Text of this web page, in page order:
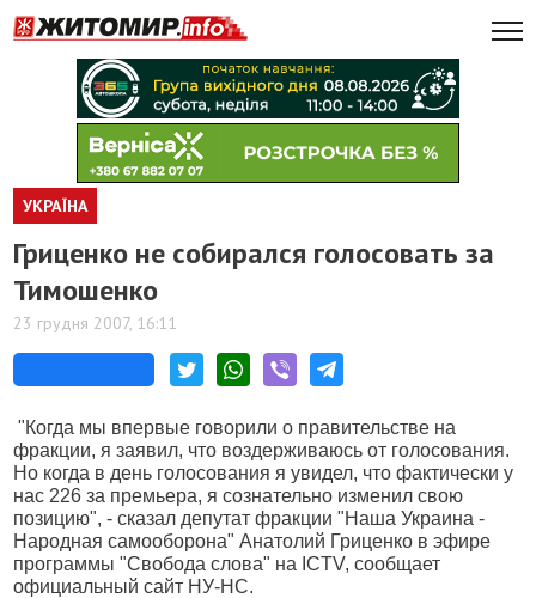
УКРАЇНА
Гриценко не собирался голосовать за
Тимошенко
23 грудня 2007, 16:11
"Когда мы впервые говорили о правительстве на
фракции, я заявил, что воздерживаюсь от голосования.
Но когда в день голосования я увидел, что фактически у
нас 226 за премьера, я сознательно изменил свою
позицию", - сказал депутат фракции "Наша Украина -
Народная самооборона" Анатолий Гриценко в эфире
программы "Свобода слова" на ICTV, сообщает
официальный сайт НУ-НС.